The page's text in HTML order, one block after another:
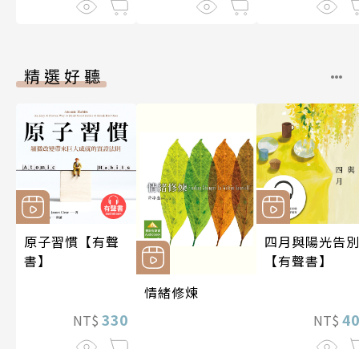
精選好聽
原子習慣【有聲
書】
NT$ 330
情緒修煉
四月與陽光告別
【有聲書】
NT$